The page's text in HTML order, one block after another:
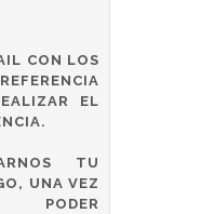
CON LOS
EL
TU
UNA VEZ
PODER